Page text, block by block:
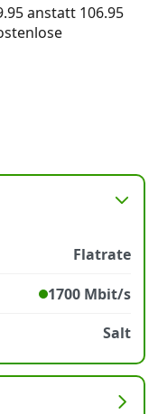
anstatt 106.95
Flatrate
1700 Mbit/s
Salt